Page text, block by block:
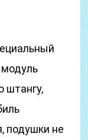
штангу,
подушки не